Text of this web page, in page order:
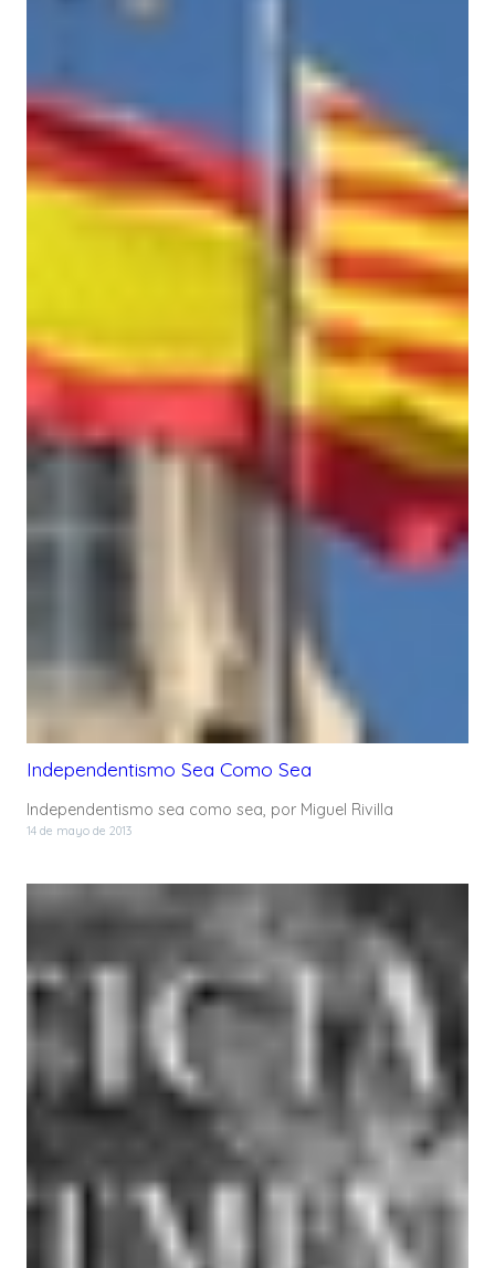
Independentismo Sea Como Sea
Independentismo sea como sea, por Miguel Rivilla
14 de mayo de 2013